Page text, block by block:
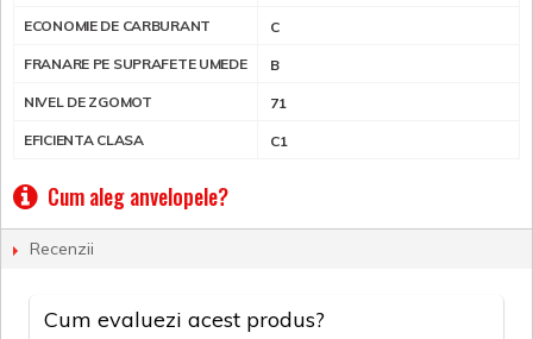
ECONOMIE DE CARBURANT C
FRANARE PE SUPRAFETE UMEDE B
NIVEL DE ZGOMOT 71
EFICIENTA CLASA C1
Cum aleg anvelopele?
Recenzii
Cum evaluezi acest produs?